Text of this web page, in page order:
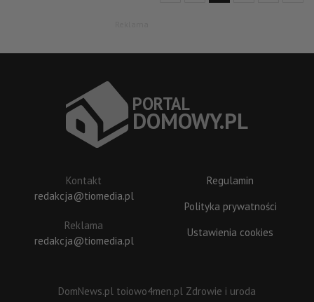
PORTAL
DOMOWY.PL
Kontakt
redakcja@tiomedia.pl
Reklama
redakcja@tiomedia.pl
Regulamin
Polityka prywatności
Ustawienia cookies
DomNews.pl toiowo4men.pl Zdrowie i uroda